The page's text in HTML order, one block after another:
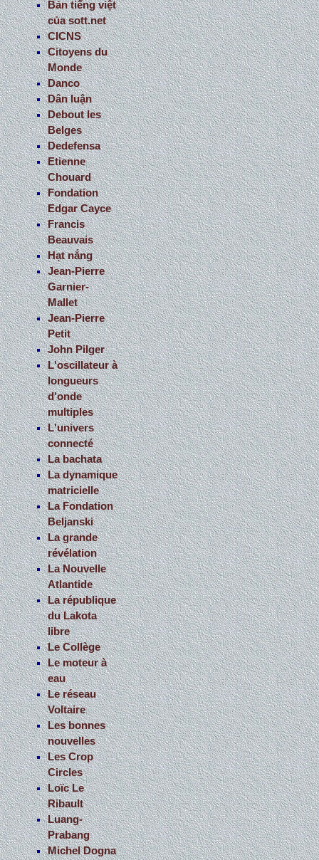
Bản tiếng việt
của sott.net
CICNS
Citoyens du
Monde
Danco
Dân luận
Debout les
Belges
Dedefensa
Etienne
Chouard
Fondation
Edgar Cayce
Francis
Beauvais
Hạt nắng
Jean-Pierre
Garnier-
Mallet
Jean-Pierre
Petit
John Pilger
L'oscillateur à
longueurs
d'onde
multiples
L'univers
connecté
La bachata
La dynamique
matricielle
La Fondation
Beljanski
La grande
révélation
La Nouvelle
Atlantide
La république
du Lakota
libre
Le Collège
Le moteur à
eau
Le réseau
Voltaire
Les bonnes
nouvelles
Les Crop
Circles
Loïc Le
Ribault
Luang-
Prabang
Michel Dogna